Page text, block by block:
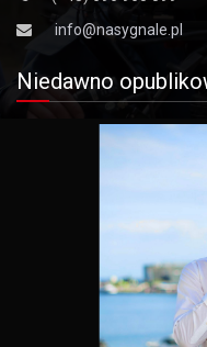
info@nasygnale.pl
Niedawno